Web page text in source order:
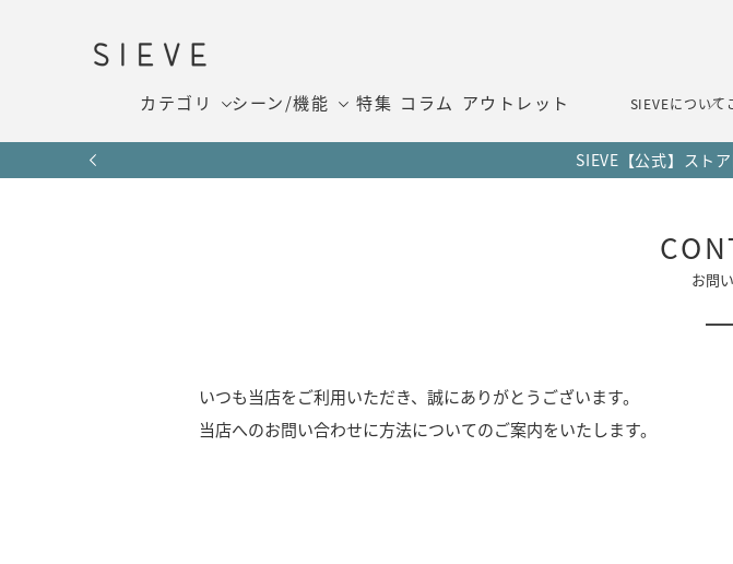
カテゴリ シーン/機能 特集 コラム アウトレット SIEVEについて
SIEVE【公式】スト
お問
いつも当店をご利用いただき、誠にありがとうございます。
当店へのお問い合わせに方法についてのご案内をいたします。